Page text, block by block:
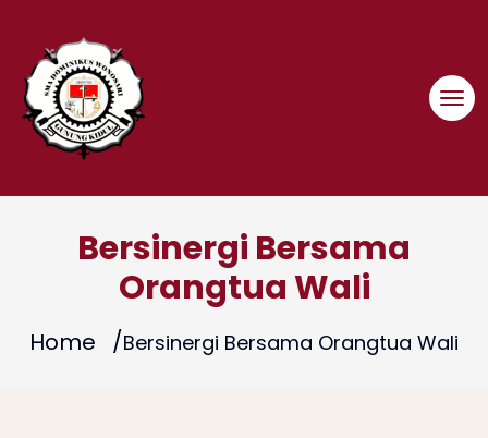
content
Bersinergi Bersama
Orangtua Wali
Home Bersinergi Bersama Orangtua Wali